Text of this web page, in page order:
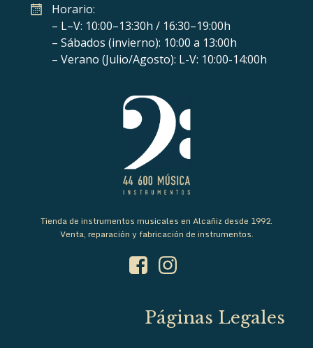
Horario:
– L–V: 10:00–13:30h / 16:30–19:00h
– Sábados (invierno): 10:00 a 13:00h
– Verano (Julio/Agosto): L-V: 10:00-14:00h
Tienda de instrumentos musicales en Alcañiz desde 1992.
Venta, reparación y fabricación de instrumentos.
Páginas Legales